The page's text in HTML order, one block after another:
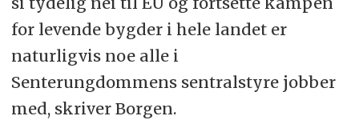
for levende bygder i hele landet er
naturligvis noe alle i
Senterungdommens sentralstyre jobber
med, skriver Borgen.